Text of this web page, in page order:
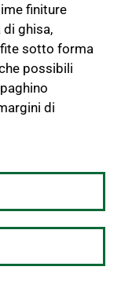
finiture
ghisa,
sotto forma
possibili
di